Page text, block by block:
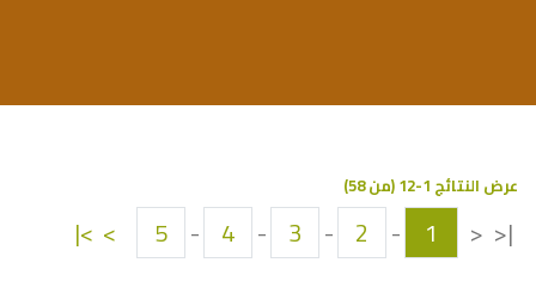
عرض النتائج 1-12 (من 58)
|<
<
1
-
2
-
3
-
4
-
5
>
>|